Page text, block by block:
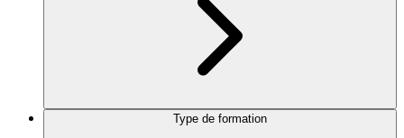
Type de formation